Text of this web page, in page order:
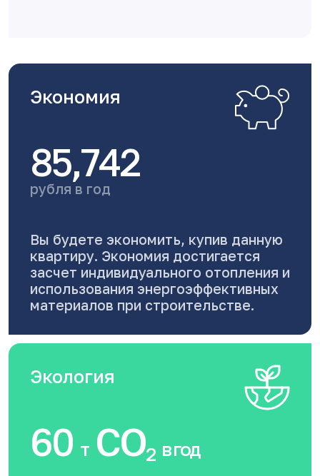
Экономия
85,742
рубля в год
Вы будете экономить, купив данную
квартиру. Экономия достигается
засчет индивидуального отопления и
использования энергоэффективных
материалов при строительстве.
Экология
60 тCO2 в год